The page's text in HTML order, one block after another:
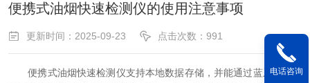
便携式油烟快速检测仪的使用注意事项
更新时间：2025-09-23 点击次数：991
便携式油烟快速检测仪支持本地数据存储，并能通过蓝牙、USB
电话咨询